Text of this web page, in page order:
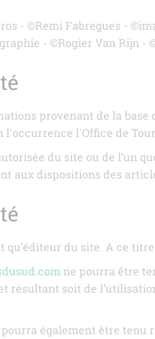
- ©Remi Fabregues -
- ©Rogier Van Rijn -
provenant de la base
l'occurrence l'Office de
du site ou de l’un
aux dispositions des
qu’éditeur du site. A ce
ne pourra être
résultant soit de
également être tenu